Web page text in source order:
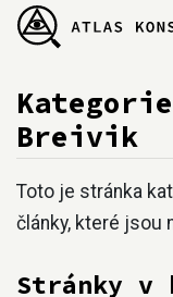
Breivik
Přejít na:navigace,
Toto je stránka
články, které jsou
Stránky v